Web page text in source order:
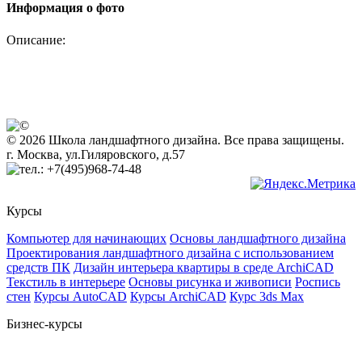
Информация о фото
Описание:
© 2026 Школа ландшафтного дизайна. Все права защищены.
г. Москва, ул.Гиляровского, д.57
+7(495)968-74-48
Курсы
Компьютер для начинающих Основы ландшафтного дизайна
Проектирования ландшафтного дизайна с использованием
средств ПК Дизайн интерьера квартиры в среде ArchiCAD
Текстиль в интерьере Основы рисунка и живописи Роспись
стен Курсы AutoCAD Курсы ArchiCAD Курс 3ds Max
Бизнес-курсы